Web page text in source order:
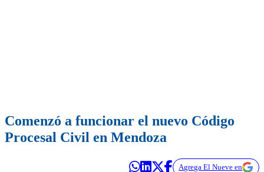
Comenzó a funcionar el nuevo Código
Procesal Civil en Mendoza
Agrega El Nueve en